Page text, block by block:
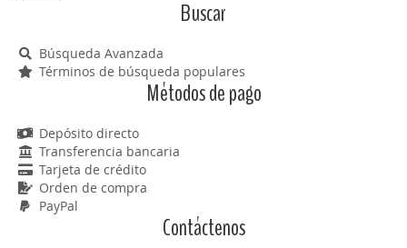
Buscar
Búsqueda Avanzada
Términos de búsqueda populares
Métodos de pago
Depósito directo
Transferencia bancaria
Tarjeta de crédito
Orden de compra
PayPal
Contáctenos